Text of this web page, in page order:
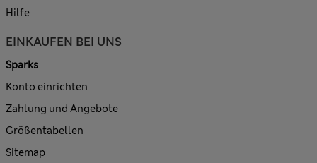
Hilfe
EINKAUFEN BEI UNS
Sparks
Konto einrichten
Zahlung und Angebote
Größentabellen
Sitemap